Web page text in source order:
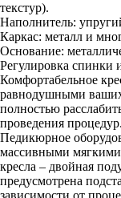
текстур).
Наполнитель:
Каркас: металл и
Основание:
Регулировка спинки
Комфортабельное
равнодушными ваших
полностью
проведения процедур.
Педикюрное
массивными
кресла – двойная
предусмотрена
зависимости от